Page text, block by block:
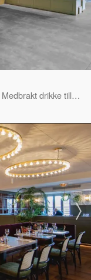
Medbrakt drikke tillatt